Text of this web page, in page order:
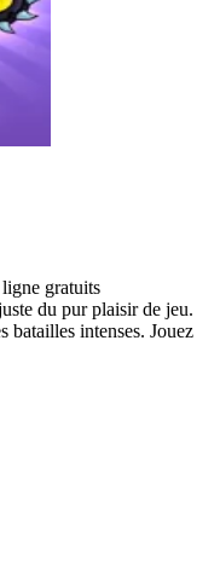
gratuits
du pur plaisir de jeu.
batailles intenses. Jouez